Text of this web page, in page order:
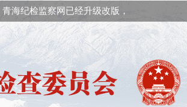
青海纪检监察网已经升级改版，欢迎提出宝贵意